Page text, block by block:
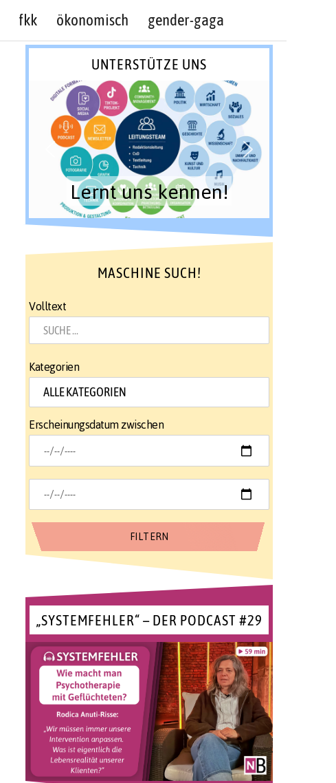
fkk ökonomisch gender-gaga
UNTERSTÜTZE UNS
Lernt uns kennen!
MASCHINE SUCH!
Volltext
Kategorien
Erscheinungsdatum zwischen
„SYSTEMFEHLER“ – DER PODCAST #29